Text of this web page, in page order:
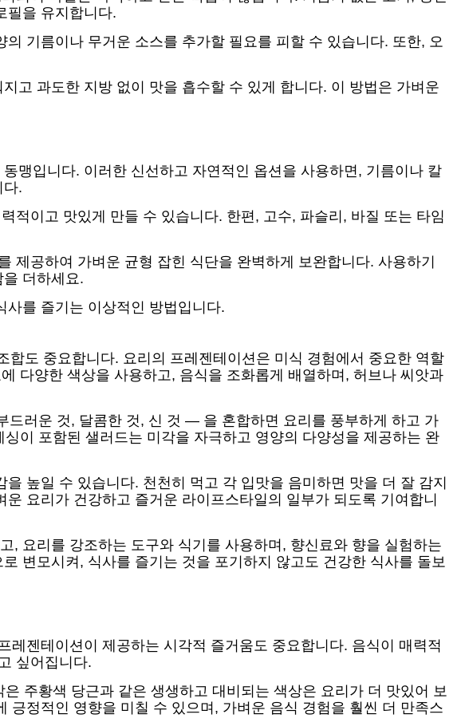
필을 유지합니다.
기름이나 무거운 소스를 추가할 필요를 피할 수 있습니다. 또한, 오
고 과도한 지방 없이 맛을 흡수할 수 있게 합니다. 이 방법은 가벼운
맹입니다. 이러한 신선하고 자연적인 옵션을 사용하면, 기름이나 칼
다.
적이고 맛있게 만들 수 있습니다. 한편, 고수, 파슬리, 바질 또는 타임
공하여 가벼운 균형 잡힌 식단을 완벽하게 보완합니다. 사용하기
더하세요.
를 즐기는 이상적인 방법입니다.
도 중요합니다. 요리의 프레젠테이션은 미식 경험에서 중요한 역할
다양한 색상을 사용하고, 음식을 조화롭게 배열하며, 허브나 씨앗과
러운 것, 달콤한 것, 신 것 — 을 혼합하면 요리를 풍부하게 하고 가
이 포함된 샐러드는 미각을 자극하고 영양의 다양성을 제공하는 완
높일 수 있습니다. 천천히 먹고 각 입맛을 음미하면 맛을 더 잘 감지
요리가 건강하고 즐거운 라이프스타일의 일부가 되도록 기여합니
, 요리를 강조하는 도구와 식기를 사용하며, 향신료와 향을 실험하는
변모시켜, 식사를 즐기는 것을 포기하지 않고도 건강한 식사를 돌보
젠테이션이 제공하는 시각적 즐거움도 중요합니다. 음식이 매력적
싶어집니다.
주황색 당근과 같은 생생하고 대비되는 색상은 요리가 더 맛있어 보
정적인 영향을 미칠 수 있으며, 가벼운 음식 경험을 훨씬 더 만족스